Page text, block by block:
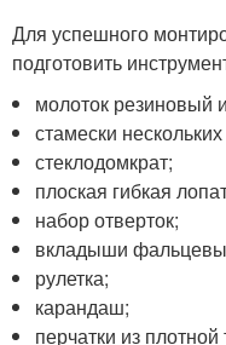
Для успешного
подготовить
молоток резиновый
стамески
стеклодомкрат;
плоская гибкая
набор отверток;
вкладыши
рулетка;
карандаш;
перчатки из плотной